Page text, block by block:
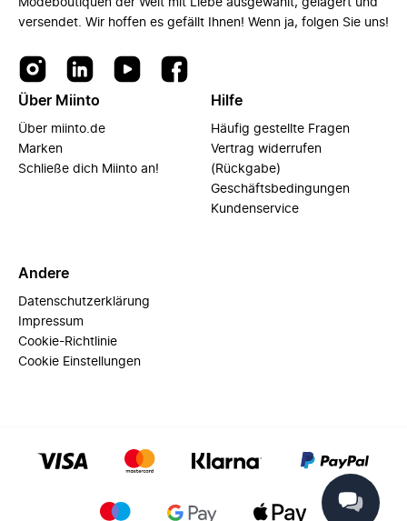
versendet. Wir hoffen es gefällt Ihnen! Wenn ja, folgen Sie uns!
Über Miinto
Über miinto.de
Marken
Schließe dich Miinto an!
Hilfe
Häufig gestellte Fragen
Vertrag widerrufen
(Rückgabe)
Geschäftsbedingungen
Kundenservice
Andere
Datenschutzerklärung
Impressum
Cookie-Richtlinie
Cookie Einstellungen